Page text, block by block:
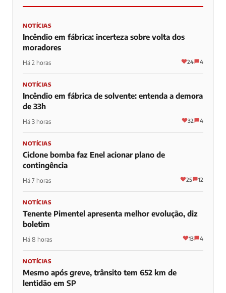
NOTÍCIAS
Incêndio em fábrica: incerteza sobre volta dos
moradores
Há 2 horas 24 4
NOTÍCIAS
Incêndio em fábrica de solvente: entenda a demora
de 33h
Há 3 horas 32 4
NOTÍCIAS
Ciclone bomba faz Enel acionar plano de
contingência
Há 7 horas 25 12
NOTÍCIAS
Tenente Pimentel apresenta melhor evolução, diz
boletim
Há 8 horas 13 4
NOTÍCIAS
Mesmo após greve, trânsito tem 652 km de
lentidão em SP